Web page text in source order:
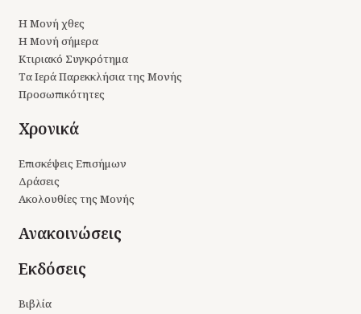
Η Μονή χθες
Η Μονή σήμερα
Κτιριακό Συγκρότημα
Τα Ιερά Παρεκκλήσια της Μονής
Προσωπικότητες
Χρονικά
Επισκέψεις Επισήμων
Δράσεις
Ακολουθίες της Μονής
Ανακοινώσεις
Εκδόσεις
Βιβλία